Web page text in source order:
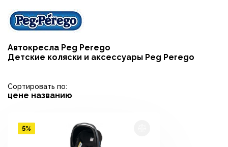
Автокресла Peg Perego
Детские коляски и аксессуары Peg Perego
Сортировать по:
цене названию
5%